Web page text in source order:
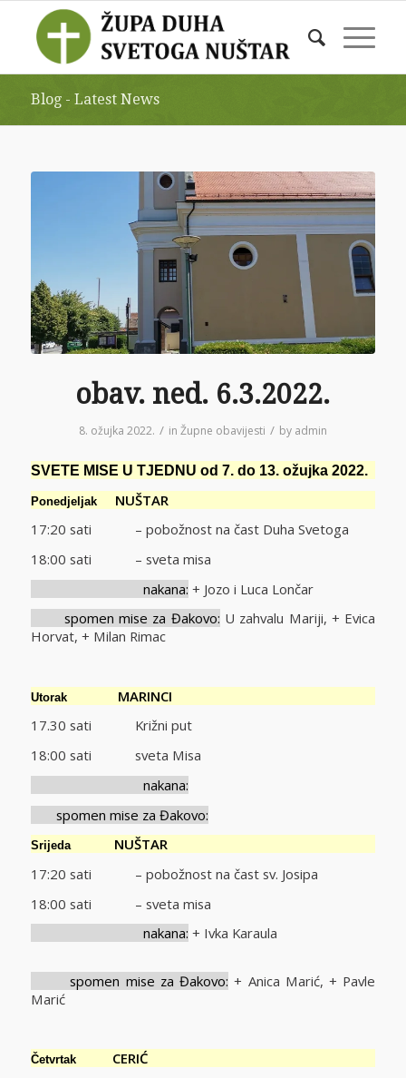
Blog - Latest News
obav. ned. 6.3.2022.
8. ožujka 2022. / in Župne obavijesti / by admin
SVETE MISE U TJEDNU od 7. do 13. ožujka 2022.
Ponedjeljak NUŠTAR
17:20 sati – pobožnost na čast Duha Svetoga
18:00 sati – sveta misa
nakana: + Jozo i Luca Lončar
spomen mise za Đakovo: U zahvalu Mariji, + Evica
Horvat, + Milan Rimac
Utorak MARINCI
17.30 sati Križni put
18:00 sati sveta Misa
nakana:
spomen mise za Đakovo:
Srijeda
NUŠTAR
17:20 sati – pobožnost na čast sv. Josipa
18:00 sati – sveta misa
nakana: + Ivka Karaula
spomen mise za Đakovo: + Anica Marić, + Pavle
Marić
Četvrtak CERIĆ